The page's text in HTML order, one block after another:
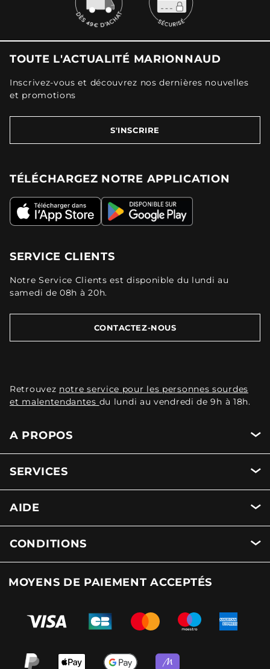
TOUTE L'ACTUALITÉ MARIONNAUD
Inscrivez-vous et découvrez nos dernières nouvelles
et promotions
S'INSCRIRE
TÉLÉCHARGEZ NOTRE APPLICATION
SERVICE CLIENTS
Notre Service Clients est disponible du lundi au
samedi de 08h à 20h.
CONTACTEZ-NOUS
Retrouvez notre service pour les personnes sourdes
et malentendantes du lundi au vendredi de 9h à 18h.
A PROPOS
SERVICES
AIDE
CONDITIONS
MOYENS DE PAIEMENT ACCEPTÉS